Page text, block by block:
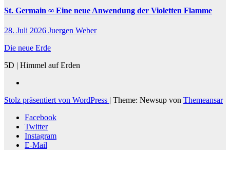
St. Germain ∞ Eine neue Anwendung der Violetten Flamme
28. Juli 2026 Juergen Weber
Die neue Erde
5D | Himmel auf Erden
Stolz präsentiert von WordPress | Theme: Newsup von Themeansar
Facebook
Twitter
Instagram
E-Mail